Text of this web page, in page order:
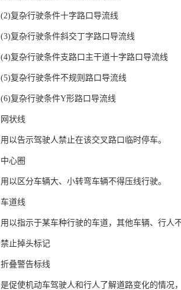
(2)复杂行驶条件十字路口导流线
(3)复杂行驶条件斜交丁字路口导流线
(4)复杂行驶条件支路口主干道十字路口导流线
(5)复杂行驶条件不规则路口导流线
(6)复杂行驶条件Y形路口导流线
网状线
用以告示驾驶人禁止在该交叉路口临时停车。
中心圈
用以区分车辆大、小转弯车辆不得压线行驶。
车道线
用以指示于某车种行驶的车道，其他车辆、行人
禁止掉头标记
折叠警告标线
是促使机动车驾驶人和行人了解道路变化的情况